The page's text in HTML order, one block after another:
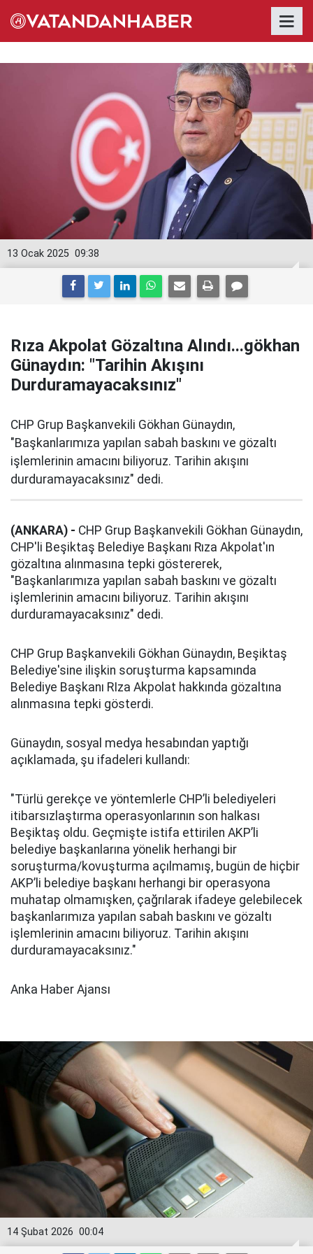
09:38
13 Ocak 2025
Rıza Akpolat Gözaltına Alındı...gökhan
Günaydın: "Tarihin Akışını
Durduramayacaksınız"
CHP Grup Başkanvekili Gökhan Günaydın,
"Başkanlarımıza yapılan sabah baskını ve gözaltı
işlemlerinin amacını biliyoruz. Tarihin akışını
durduramayacaksınız" dedi.
(ANKARA) - CHP Grup Başkanvekili Gökhan Günaydın,
CHP'li Beşiktaş Belediye Başkanı Rıza Akpolat'ın
gözaltına alınmasına tepki göstererek,
"Başkanlarımıza yapılan sabah baskını ve gözaltı
işlemlerinin amacını biliyoruz. Tarihin akışını
durduramayacaksınız" dedi.
CHP Grup Başkanvekili Gökhan Günaydın, Beşiktaş
Belediye'sine ilişkin soruşturma kapsamında
Belediye Başkanı RIza Akpolat hakkında gözaltına
alınmasına tepki gösterdi.
Günaydın, sosyal medya hesabından yaptığı
açıklamada, şu ifadeleri kullandı:
"Türlü gerekçe ve yöntemlerle CHP’li belediyeleri
itibarsızlaştırma operasyonlarının son halkası
Beşiktaş oldu. Geçmişte istifa ettirilen AKP’li
belediye başkanlarına yönelik herhangi bir
soruşturma/kovuşturma açılmamış, bugün de hiçbir
AKP’li belediye başkanı herhangi bir operasyona
muhatap olmamışken, çağrılarak ifadeye gelebilecek
başkanlarımıza yapılan sabah baskını ve gözaltı
işlemlerinin amacını biliyoruz. Tarihin akışını
durduramayacaksınız."
Anka Haber Ajansı
00:04
14 Şubat 2026